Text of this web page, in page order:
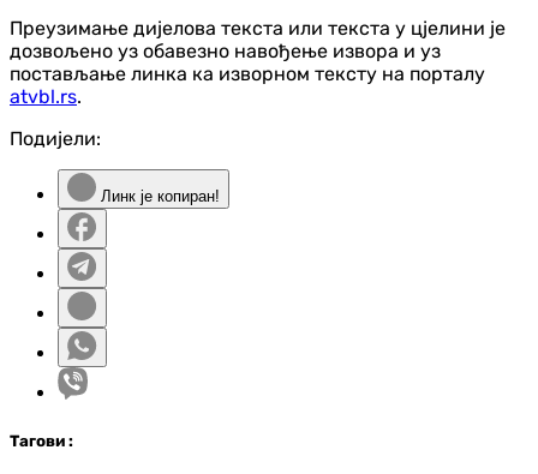
Преузимање дијелова текста или текста у цјелини је
дозвољено уз обавезно навођење извора и уз
постављање линка ка изворном тексту на порталу
atvbl.rs.
Подијели:
Линк је копиран!
Тагови :